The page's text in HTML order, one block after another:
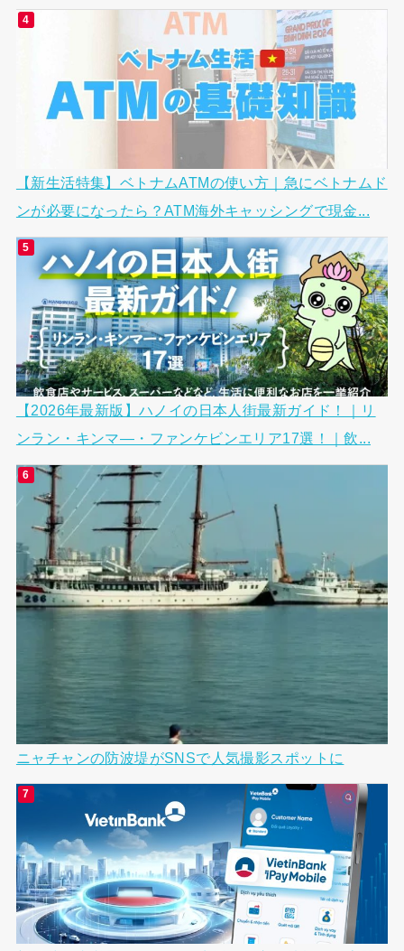
【新生活特集】ベトナムATMの使い方｜急にベトナムド
ンが必要になったら？ATM海外キャッシングで現金...
【2026年最新版】ハノイの日本人街最新ガイド！｜リ
ンラン・キンマ―・ファンケビンエリア17選！｜飲...
ニャチャンの防波堤がSNSで人気撮影スポットに